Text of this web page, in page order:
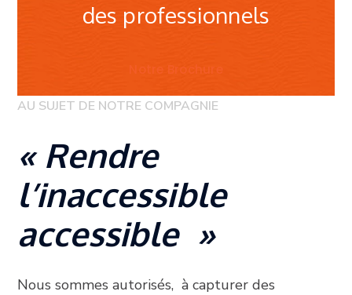
des professionnels
AU SUJET DE NOTRE COMPAGNIE
« Rendre
l’inaccessible
accessible »
Nous sommes autorisés, à capturer des